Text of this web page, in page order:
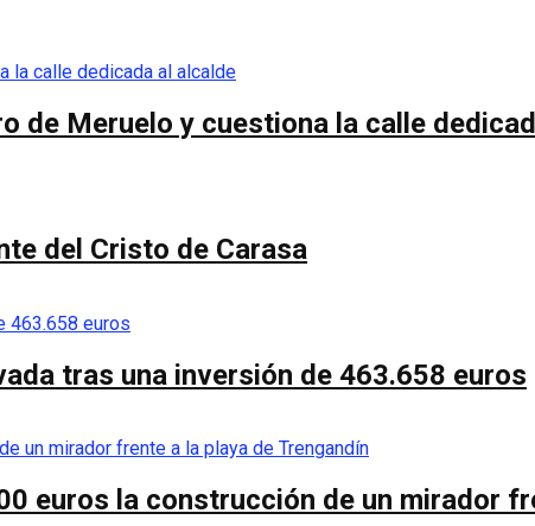
de Meruelo y cuestiona la calle
del Cristo de Carasa
tras una inversión de 463.658 euros
euros la construcción de un mirador